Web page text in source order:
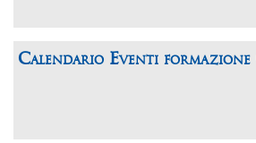
Calendario Eventi formazione